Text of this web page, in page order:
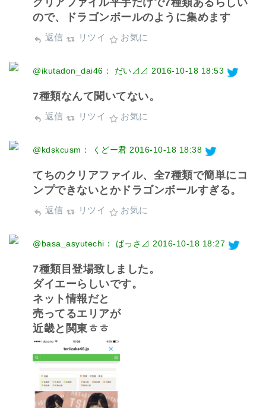
ので、ドラゴンボールのように集めます
返信 リツイ お気に
@ikutadon_dai46： だい⊿⊿ 2016-10-18 18:53
7種類なんて聞いてない。
返信 リツイ お気に
@kdskcusm： くどー君 2016-10-18 18:38
てちのクリアファイル、全7種類で簡単にコ
ンプできないとかドラゴンボールすぎる。
返信 リツイ お気に
@basa_asyutechi： ばっさ⊿ 2016-10-18 18:27
7種類目登場致しました。
ダイエーらしいです。
ネット情報だと
売ってるエリアが
近畿と関東ㅎㅎ